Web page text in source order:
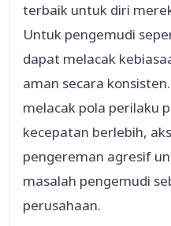
terbaik untuk diri
Untuk pengemudi
dapat melacak
aman secara
melacak pola perilaku
kecepatan berlebih,
pengereman agresif
masalah pengemudi
perusahaan.